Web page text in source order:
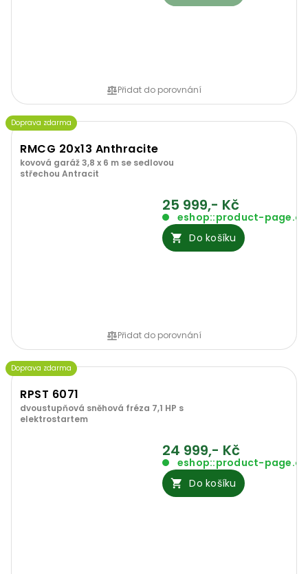
Přidat do porovnání
Doprava zdarma
RMCG 20x13 Anthracite
kovová garáž 3,8 x 6 m se sedlovou
střechou Antracit
25 999,- Kč
eshop::product-
Do košíku
Přidat do porovnání
Doprava zdarma
RPST 6071
dvoustupňová sněhová fréza 7,1 HP s
elektrostartem
24 999,- Kč
eshop::product-
Do košíku